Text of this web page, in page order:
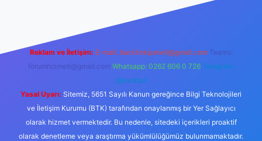
Reklam ve İletişim: E-mail: backlinkpaneli@gmail.com Teams:
forumhizmeti@gmail.com Whatsapp: 0262 606 0 726 Telegram:
@karabul
Yasal Uyarı: Sitemiz, 5651 Sayılı Kanun gereğince Bilgi Teknolojileri
ve İletişim Kurumu (BTK) tarafından onaylanmış bir Yer Sağlayıcı
olarak hizmet vermektedir. Bu nedenle, sitedeki içerikleri proaktif
olarak denetleme veya araştırma yükümlülüğümüz bulunmamaktadır.